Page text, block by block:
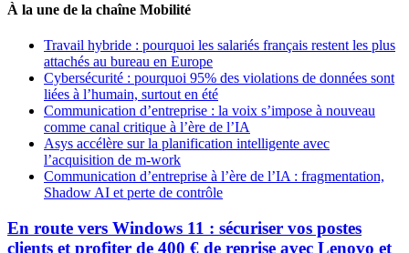
À la une de la chaîne Mobilité
Travail hybride : pourquoi les salariés français restent les plus
attachés au bureau en Europe
Cybersécurité : pourquoi 95% des violations de données sont
liées à l’humain, surtout en été
Communication d’entreprise : la voix s’impose à nouveau
comme canal critique à l’ère de l’IA
Asys accélère sur la planification intelligente avec
l’acquisition de m-work
Communication d’entreprise à l’ère de l’IA : fragmentation,
Shadow AI et perte de contrôle
En route vers Windows 11 : sécuriser vos postes
clients et profiter de 400 € de reprise avec Lenovo et